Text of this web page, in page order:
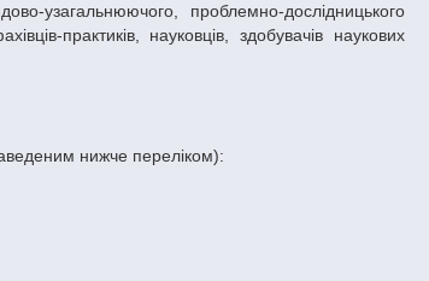
узагальнюючого, проблемно-дослідницького
практиків, науковців, здобувачів наукових
нижче переліком):